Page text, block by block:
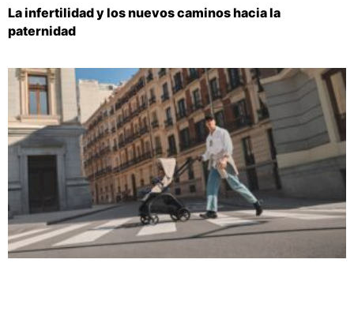
La infertilidad y los nuevos caminos hacia la
paternidad